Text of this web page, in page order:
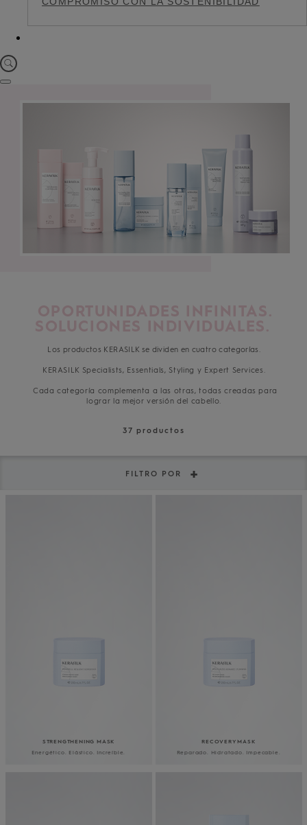
OPORTUNIDADES INFINITAS.
SOLUCIONES INDIVIDUALES.
Los productos KERASILK se dividen en cuatro categorías.
KERASILK Specialists, Essentials, Styling y Expert Services.
Cada categoría complementa a las otras, todas creadas para
lograr la mejor versión del cabello.
FILTRO POR
37 productos
STRENGTHENING MASK
Energético. Elástico. Increíble.
RECOVERY MASK
Reparado. Hidratado. Impecable.